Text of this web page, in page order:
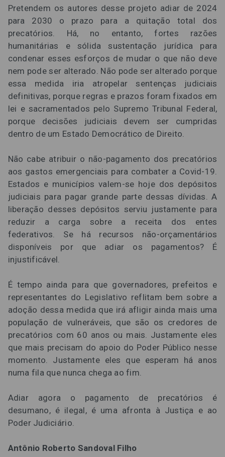
Pretendem os autores desse projeto adiar de 2024
para 2030 o prazo para a quitação total dos
precatórios. Há, no entanto, fortes razões
humanitárias e sólida sustentação jurídica para
condenar esses esforços de mudar o que não deve
nem pode ser alterado. Não pode ser alterado porque
essa medida iria atropelar sentenças judiciais
definitivas, porque regras e prazos foram fixados em
lei e sacramentados pelo Supremo Tribunal Federal,
porque decisões judiciais devem ser cumpridas
dentro de um Estado Democrático de Direito.
Não cabe atribuir o não-pagamento dos precatórios
aos gastos emergenciais para combater a Covid-19.
Estados e municípios valem-se hoje dos depósitos
judiciais para pagar grande parte dessas dívidas. A
liberação desses depósitos serviu justamente para
reduzir a carga sobre a receita dos entes
federativos. Se há recursos não-orçamentários
disponíveis por que adiar os pagamentos? É
injustificável.
É tempo ainda para que governadores, prefeitos e
representantes do Legislativo reflitam bem sobre a
adoção dessa medida que irá afligir ainda mais uma
população de vulneráveis, que são os credores de
precatórios com 60 anos ou mais. Justamente eles
que mais precisam do apoio do Poder Público nesse
momento. Justamente eles que esperam há anos
numa fila que nunca chega ao fim.
Adiar agora o pagamento de precatórios é
desumano, é ilegal, é uma afronta à Justiça e ao
Poder Judiciário.
Antônio Roberto Sandoval Filho